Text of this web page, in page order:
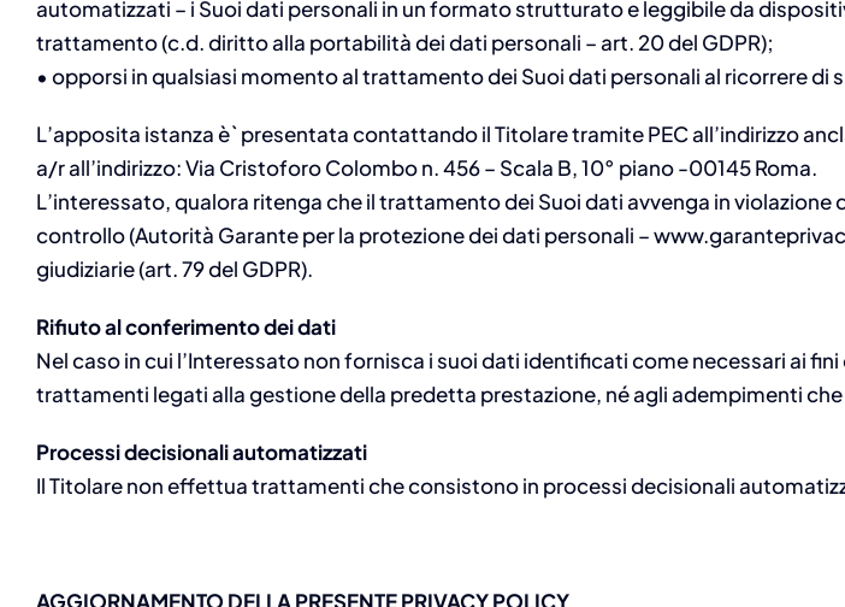
automatizzati – i Suoi dati personali in un formato strutturato e leggibile da
trattamento (c.d. diritto alla portabilità dei dati personali – art. 20 del GDPR);
• opporsi in qualsiasi momento al trattamento dei Suoi dati personali al ricorrere di
L’apposita istanza è` presentata contattando il Titolare tramite PEC all’indirizzo
a/r all’indirizzo: Via Cristoforo Colombo n. 456 – Scala B, 10° piano -00145 Roma.
L’interessato, qualora ritenga che il trattamento dei Suoi dati avvenga in
controllo (Autorità Garante per la protezione dei dati personali –
giudiziarie (art. 79 del GDPR).
Rifiuto al conferimento dei dati
Nel caso in cui l’Interessato non fornisca i suoi dati identificati come necessari ai
trattamenti legati alla gestione della predetta prestazione, né agli adempimenti
Processi decisionali automatizzati
Il Titolare non effettua trattamenti che consistono in processi decisionali
AGGIORNAMENTO DELLA PRESENTE PRIVACY POLICY